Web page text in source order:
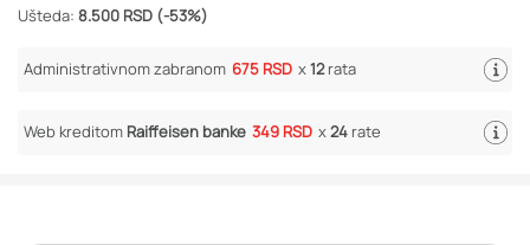
Ušteda: 8.500 RSD (-53%)
Administrativnom zabranom 675 RSD x12rata
Web kreditom Raiffeisen banke 349 RSD x24 rate